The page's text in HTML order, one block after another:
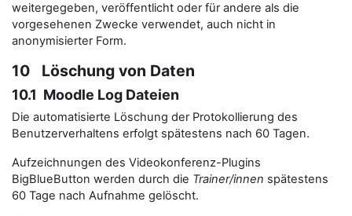
weitergegeben, veröffentlicht oder für andere als die
vorgesehenen Zwecke verwendet, auch nicht in
anonymisierter Form.
10 Löschung von Daten
10.1 Moodle Log Dateien
Die automatisierte Löschung der Protokollierung des
Benutzerverhaltens erfolgt spätestens nach 60 Tagen.
Aufzeichnungen des Videokonferenz-Plugins
BigBlueButton werden durch die Trainer/innen spätestens
60 Tage nach Aufnahme gelöscht.